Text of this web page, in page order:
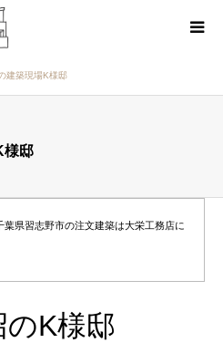
建築現場K様邸
様邸
県習志野市の注文建築は大栄工務店に
K様邸